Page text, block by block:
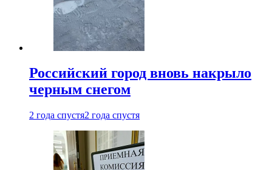
Российский город вновь накрыло
черным снегом
2 года спустя2 года спустя